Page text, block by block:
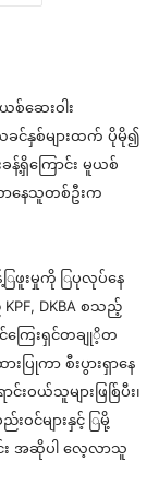
စ်ဆေးဝါး
ခင်နှစ်များထက ပိုမို၍
ခနရှိကြောင်း မူယစ်
နေသူတစ်ဦးက
ဖူးမှုကို ြပုလုပ်နေ
့် KPF, DKBA စသည
င်ကြေးရှင်တခိ့တ
းပြုကာ စီးပွားရှာနေ
င်းဝယ်သူများဖြစပီး၊
ဝင်များနှင့် ြမိ
အဆိုပ လေ့လာသူ